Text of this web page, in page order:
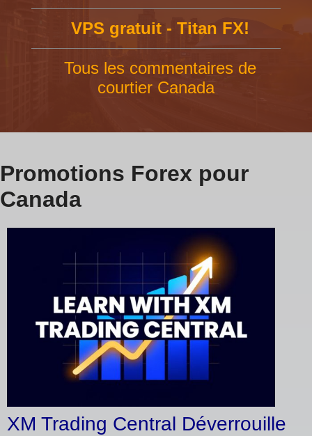
VPS gratuit - Titan FX!
Tous les commentaires de
courtier Canada
Promotions Forex pour
Canada
XM Trading Central Déverrouille